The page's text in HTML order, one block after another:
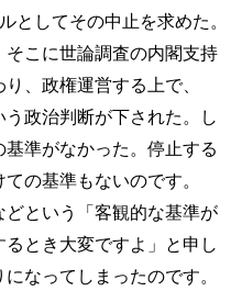
としてその中止を求めた。
こに世論調査の内閣支持
、政権運営する上で、
う政治判断が下された。し
準がなかった。停止する
の基準もないのです。
どという「客観的な基準が
とき大変ですよ」と申し
なってしまったのです。